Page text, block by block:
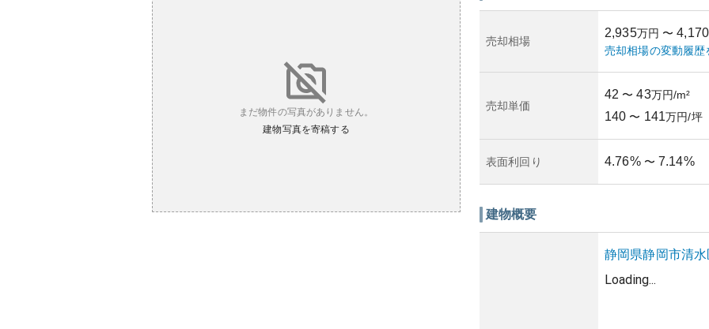
まだ物件の写真がありません。
建物写真を寄稿する
売却相場
2,935万円 〜 4,170
売却相場の変動履歴
売却単価
42 〜 43万円/m²
140 〜 141万円/坪
表面利回り 4.76% 〜 7.14%
建物概要
静岡県静岡市清
Loading...